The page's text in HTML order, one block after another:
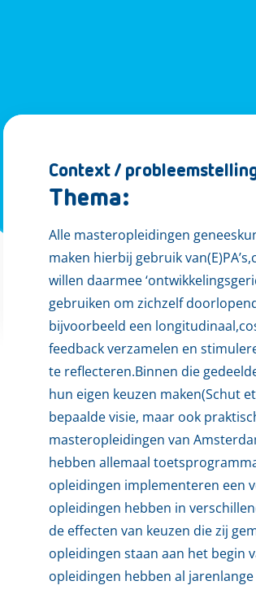
Context /
Thema:
Alle masteropleidingen
maken hierbij gebruik
willen daarmee
gebruiken om zichzelf
bijvoorbeeld een
feedback verzamelen en
te reflecteren.Binnen die
hun eigen keuzen maken(Schut
bepaalde visie, maar ook
masteropleidingen van
hebben allemaal
opleidingen implementeren een
opleidingen hebben in
de effecten van keuzen die zij
opleidingen staan aan het begin
opleidingen hebben al